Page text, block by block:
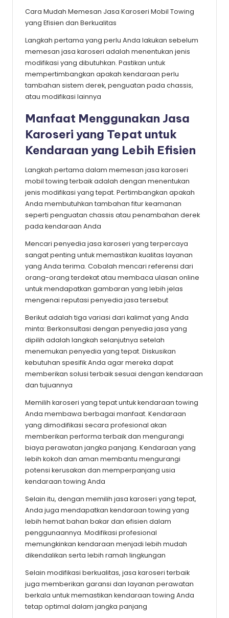
Cara Mudah Memesan Jasa Karoseri Mobil Towing
yang Efisien dan Berkualitas
Langkah pertama yang perlu Anda lakukan sebelum
memesan jasa karoseri adalah menentukan jenis
modifikasi yang dibutuhkan. Pastikan untuk
mempertimbangkan apakah kendaraan perlu
tambahan sistem derek, penguatan pada chassis,
atau modifikasi lainnya
Manfaat Menggunakan Jasa
Karoseri yang Tepat untuk
Kendaraan yang Lebih Efisien
Langkah pertama dalam memesan jasa karoseri
mobil towing terbaik adalah dengan menentukan
jenis modifikasi yang tepat. Pertimbangkan apakah
Anda membutuhkan tambahan fitur keamanan
seperti penguatan chassis atau penambahan derek
pada kendaraan Anda
Mencari penyedia jasa karoseri yang terpercaya
sangat penting untuk memastikan kualitas layanan
yang Anda terima. Cobalah mencari referensi dari
orang-orang terdekat atau membaca ulasan online
untuk mendapatkan gambaran yang lebih jelas
mengenai reputasi penyedia jasa tersebut
Berikut adalah tiga variasi dari kalimat yang Anda
minta: Berkonsultasi dengan penyedia jasa yang
dipilih adalah langkah selanjutnya setelah
menemukan penyedia yang tepat. Diskusikan
kebutuhan spesifik Anda agar mereka dapat
memberikan solusi terbaik sesuai dengan kendaraan
dan tujuannya
Memilih karoseri yang tepat untuk kendaraan towing
Anda membawa berbagai manfaat. Kendaraan
yang dimodifikasi secara profesional akan
memberikan performa terbaik dan mengurangi
biaya perawatan jangka panjang. Kendaraan yang
lebih kokoh dan aman membantu mengurangi
potensi kerusakan dan memperpanjang usia
kendaraan towing Anda
Selain itu, dengan memilih jasa karoseri yang tepat,
Anda juga mendapatkan kendaraan towing yang
lebih hemat bahan bakar dan efisien dalam
penggunaannya. Modifikasi profesional
memungkinkan kendaraan menjadi lebih mudah
dikendalikan serta lebih ramah lingkungan
Selain modifikasi berkualitas, jasa karoseri terbaik
juga memberikan garansi dan layanan perawatan
berkala untuk memastikan kendaraan towing Anda
tetap optimal dalam jangka panjang